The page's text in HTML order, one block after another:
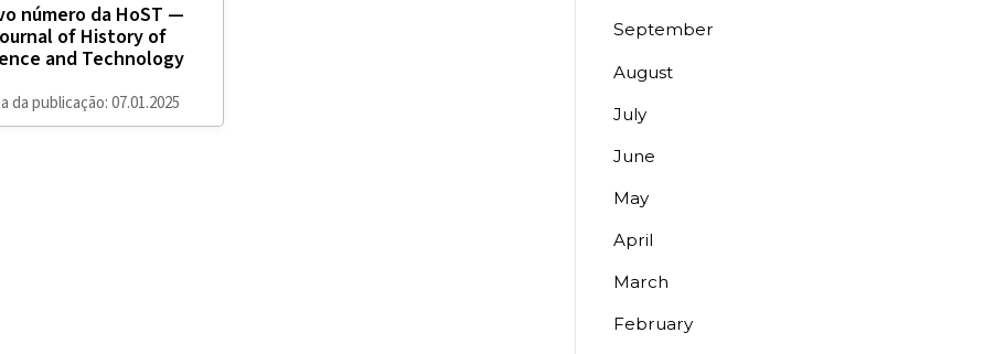
número da HoST —
of History of
and Technology
da publicação: 07.01.2025
September
August
July
June
May
April
March
February